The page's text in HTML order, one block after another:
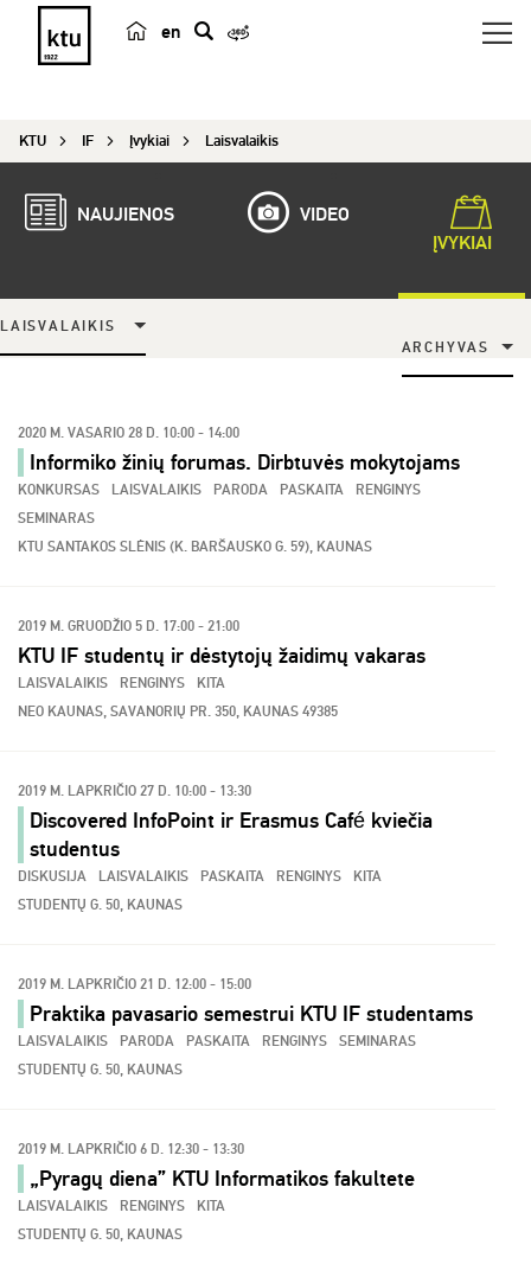
en
e
KTU IF Įvykiai Laisvalaikis
NAUJIENOS
VIDEO
ĮVYKIAI
LAISVALAIKIS
ARCHYVAS
2020 M. VASARIO 28 D. 10:00 - 14:00
Informiko žinių forumas. Dirbtuvės mokytojams
KONKURSAS LAISVALAIKIS PARODA PASKAITA
RENGINYS
SEMINARAS
KTU SANTAKOS SLĖNIS (K. BARŠAUSKO G. 59), KAUNAS
2019 M. GRUODŽIO 5 D. 17:00 - 21:00
KTU IF studentų ir dėstytojų žaidimų vakaras
LAISVALAIKIS RENGINYS
KITA
NEO KAUNAS, SAVANORIŲ PR. 350, KAUNAS 49385
2019 M. LAPKRIČIO 27 D. 10:00 - 13:30
Discovered InfoPoint ir Erasmus Café kviečia
studentus
DISKUSIJA LAISVALAIKIS PASKAITA RENGINYS
KITA
STUDENTŲ G. 50, KAUNAS
2019 M. LAPKRIČIO 21 D. 12:00 - 15:00
Praktika pavasario semestrui KTU IF studentams
LAISVALAIKIS PARODA PASKAITA RENGINYS
SEMINARAS
STUDENTŲ G. 50, KAUNAS
2019 M. LAPKRIČIO 6 D. 12:30 - 13:30
„Pyragų diena” KTU Informatikos fakultete
LAISVALAIKIS RENGINYS
KITA
STUDENTŲ G. 50, KAUNAS